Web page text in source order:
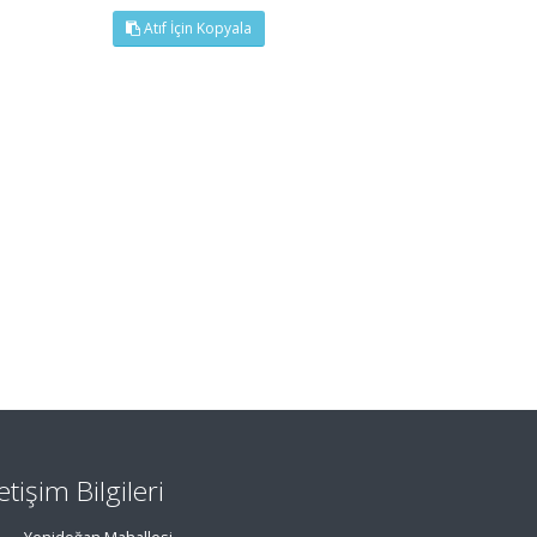
Atıf İçin Kopyala
Bilgileri